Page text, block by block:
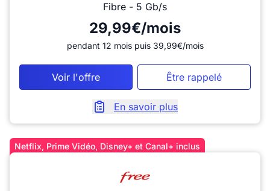
Fibre - 5 Gb/s
29,99€/mois
pendant 12 mois puis 39,99€/mois
Voir l'offre Être rappelé
En savoir plus
Netflix, Prime Vidéo, Disney+ et Canal+ inclus